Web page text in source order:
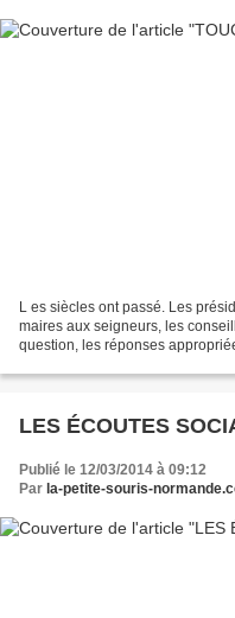
L es siècles ont passé. Les
maires aux seigneurs, les
question, les réponses
LES ÉCOUTES
Publié le 12/03/2014 à 09:12
Par la-petite-souris-